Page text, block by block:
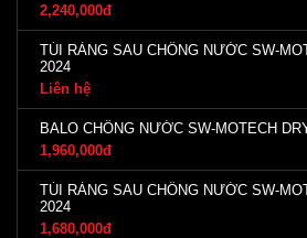
2,240,000đ
TÚI RÀNG SAU CHỐNG NƯỚC SW-
2024
Liên hệ
BALO CHỐNG NƯỚC SW-MOTECH
1,960,000đ
TÚI RÀNG SAU CHỐNG NƯỚC SW-
2024
1,680,000đ